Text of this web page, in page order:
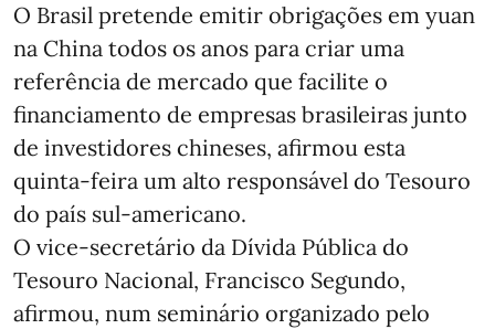
O Brasil pretende emitir obrigações em yuan
na China todos os anos para criar uma
referência de mercado que facilite o
financiamento de empresas brasileiras junto
de investidores chineses, afirmou esta
quinta-feira um alto responsável do Tesouro
do país sul-americano.
O vice-secretário da Dívida Pública do
Tesouro Nacional, Francisco Segundo,
afirmou, num seminário organizado pelo